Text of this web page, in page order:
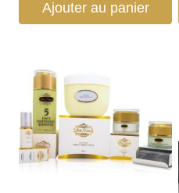
Ajouter au panier